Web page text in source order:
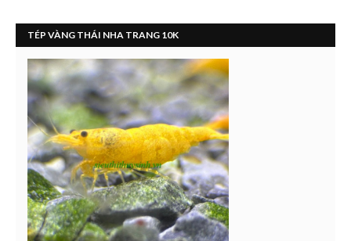
TÉP VÀNG THÁI NHA TRANG 10K